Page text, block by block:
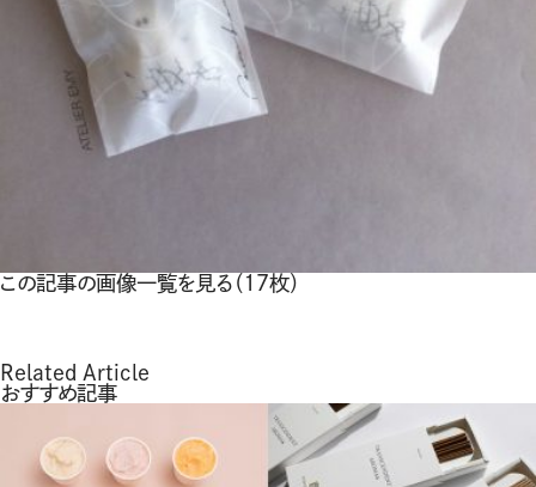
この記事の画像一覧を見る（17枚）
Related Article
おすすめ記事